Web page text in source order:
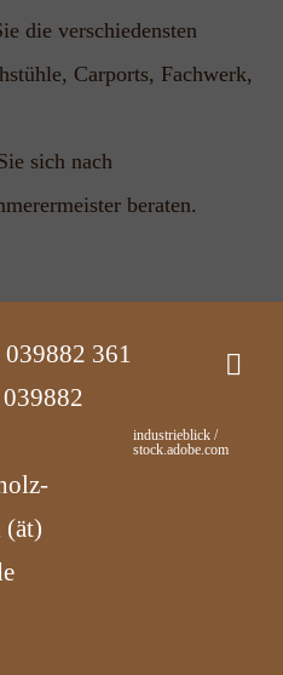
die verschiedensten
Carports, Fachwerk,
sich nach
beraten.
361
(ät)
industrieblick /
stock.adobe.com